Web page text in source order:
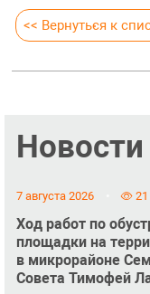
<< Вернуться к
Новости
7 августа 2026 21
Ход работ по
площадки на
в микрорайоне
Совета Тимофей